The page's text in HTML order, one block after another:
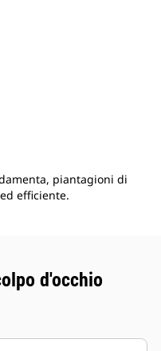
piantagioni di
efficiente.
d'occhio